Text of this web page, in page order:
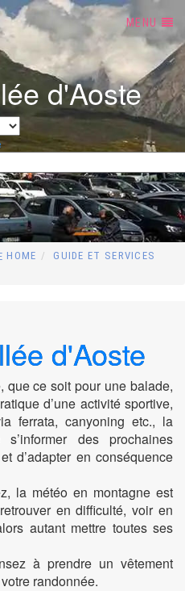
MENU
d'Aoste
HOME
GUIDE ET SERVICES
d'Aoste
que ce soit pour une balade,
d’une activité sportive,
ferrata, canyoning etc., la
des prochaines
d’adapter en conséquence
la météo en montagne est
en difficulté, voir en
autant mettre toutes ses
à prendre un vêtement
randonnée.